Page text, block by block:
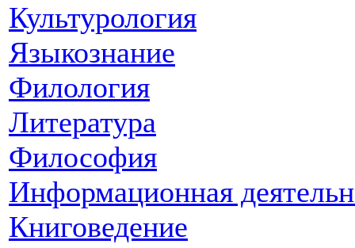
Культурология
Языкознание
Филология
Литература
Философия
Информационная
Книговедение